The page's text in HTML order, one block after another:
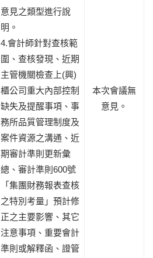
意見之類型進行說
明。
4.會計師針對查核範
圍、查核發現、近期
主管機關檢查上(興)
櫃公司重大內部控制
缺失及提醒事項、事
務所品質管理制度及
案件資源之溝通、近
期審計準則更新彙
總、審計準則600號
「集團財務報表查核
之特別考量」預計修
正之主要影響、其它
注意事項、重要會計
準則或解釋函、證管
本次會議無
意見。